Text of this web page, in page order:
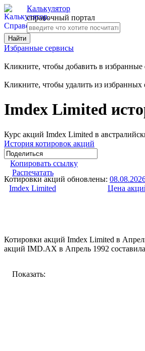
Калькулятор
справочный портал
Избранные сервисы
Кликните, чтобы добавить в избранные
Кликните, чтобы удалить из избранных
Imdex Limited
Курс акций Imdex Limited в
История котировок акций
Копировать ссылку
Распечатать
Котировки акций обновлены:
Imdex Limited
Цена
Котировки акций Imdex Limited в
акций IMD.AX в Апрель 1992
Показать: